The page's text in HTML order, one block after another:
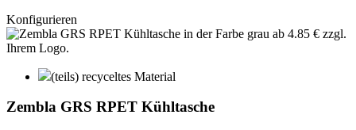
Konfigurieren
(teils) recyceltes Material
Zembla GRS RPET Kühltasche